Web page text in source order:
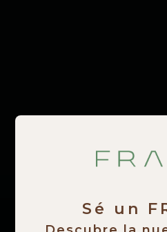
Sé un